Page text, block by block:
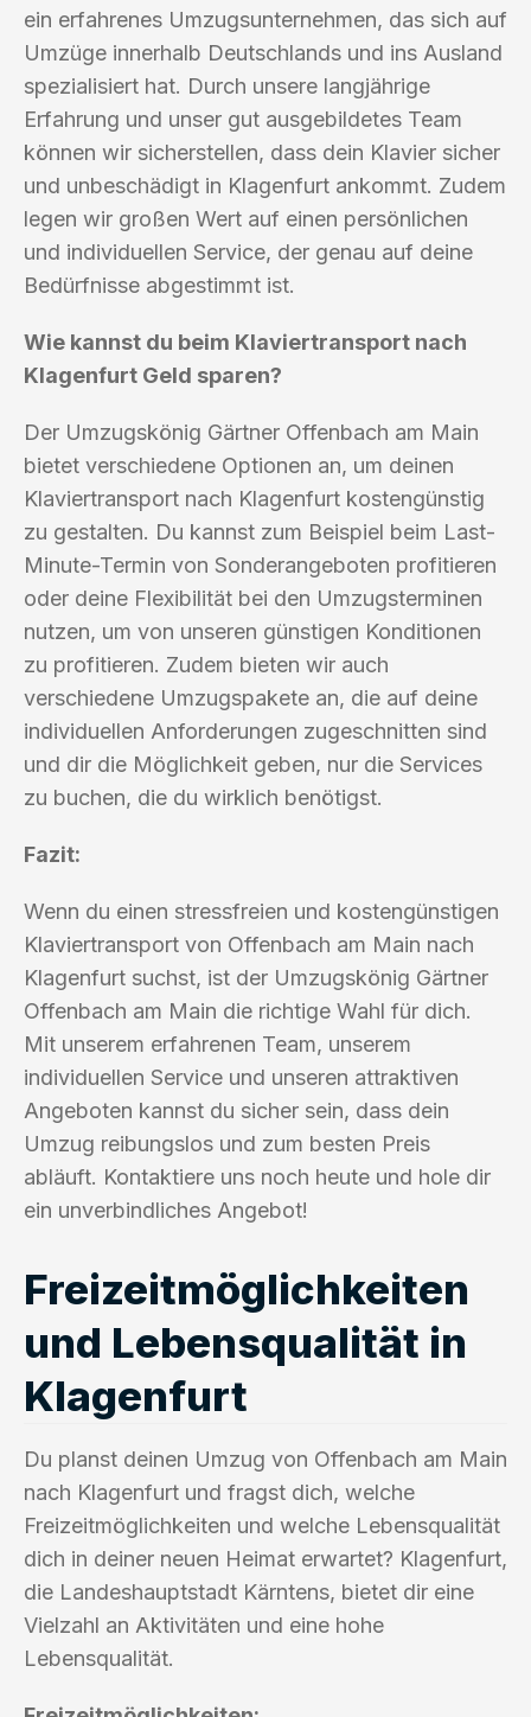
ein erfahrenes Umzugsunternehmen, das sich auf
Umzüge innerhalb Deutschlands und ins Ausland
spezialisiert hat. Durch unsere langjährige
Erfahrung und unser gut ausgebildetes Team
können wir sicherstellen, dass dein Klavier sicher
und unbeschädigt in Klagenfurt ankommt. Zudem
legen wir großen Wert auf einen persönlichen
und individuellen Service, der genau auf deine
Bedürfnisse abgestimmt ist.
Wie kannst du beim Klaviertransport nach
Klagenfurt Geld sparen?
Der Umzugskönig Gärtner Offenbach am Main
bietet verschiedene Optionen an, um deinen
Klaviertransport nach Klagenfurt kostengünstig
zu gestalten. Du kannst zum Beispiel beim Last-
Minute-Termin von Sonderangeboten profitieren
oder deine Flexibilität bei den Umzugsterminen
nutzen, um von unseren günstigen Konditionen
zu profitieren. Zudem bieten wir auch
verschiedene Umzugspakete an, die auf deine
individuellen Anforderungen zugeschnitten sind
und dir die Möglichkeit geben, nur die Services
zu buchen, die du wirklich benötigst.
Fazit:
Wenn du einen stressfreien und kostengünstigen
Klaviertransport von Offenbach am Main nach
Klagenfurt suchst, ist der Umzugskönig Gärtner
Offenbach am Main die richtige Wahl für dich.
Mit unserem erfahrenen Team, unserem
individuellen Service und unseren attraktiven
Angeboten kannst du sicher sein, dass dein
Umzug reibungslos und zum besten Preis
abläuft. Kontaktiere uns noch heute und hole dir
ein unverbindliches Angebot!
Freizeitmöglichkeiten
und Lebensqualität in
Klagenfurt
Du planst deinen Umzug von Offenbach am Main
nach Klagenfurt und fragst dich, welche
Freizeitmöglichkeiten und welche Lebensqualität
dich in deiner neuen Heimat erwartet? Klagenfurt,
die Landeshauptstadt Kärntens, bietet dir eine
Vielzahl an Aktivitäten und eine hohe
Lebensqualität.